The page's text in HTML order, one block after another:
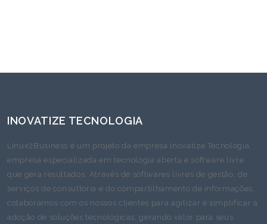
INOVATIZE TECNOLOGIA
Linux2Business é um projeto da empresa Inovatize Tecnologia,
empresa especializada em tecnologia aberta e software livre
que gera resultados. Através de softwares livres de gestão, de
serviços de consultoria e do compartilhamento de informações,
colaboramos com os nossos clientes para agilizar e simplificar a
adoção de soluções tecnológicas, gerando valor para seus